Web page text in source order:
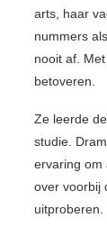
arts, haar
nummers als
nooit af.
betoveren.
Ze leerde
studie.
ervaring om
over voorbij